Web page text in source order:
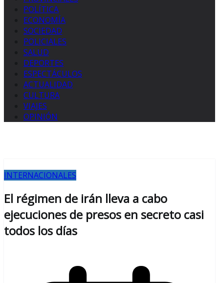
POLÍTICA
ECONOMÍA
SOCIEDAD
POLICIALES
SALUD
DEPORTES
ESPECTÁCULOS
ACTUALIDAD
CULTURA
VIAJES
OPINIÓN
INTERNACIONALES
El régimen de irán lleva a cabo
ejecuciones de presos en secreto casi
todos los días